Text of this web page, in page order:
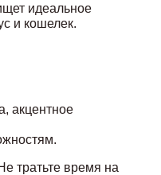
идеальное
и кошелек.
акцентное
тратьте время на